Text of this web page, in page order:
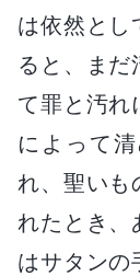
は依然とし
ると、まだ
て罪と汚れ
によって
れ、聖いも
れたとき、
はサタンの